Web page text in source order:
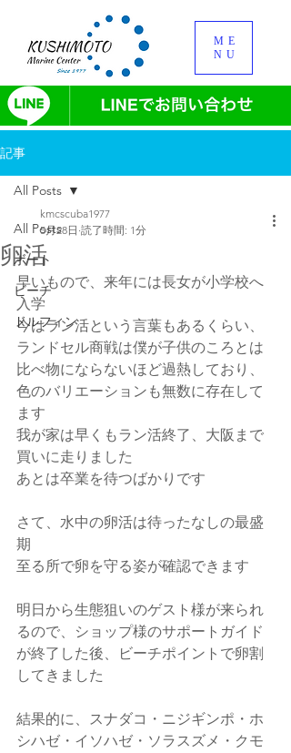
ME
NU
記事
All Posts
ボート
ビーチ
ドルフィン
All Posts
卵活
kmcscuba1977
5月28日 読了時間: 1分
早いもので、来年には長女が小学校へ
入学
今はラン活という言葉もあるくらい、
ランドセル商戦は僕が子供のころとは
比べ物にならないほど過熱しており、
色のバリエーションも無数に存在して
ます
我が家は早くもラン活終了、大阪まで
買いに走りました
あとは卒業を待つばかりです
さて、水中の卵活は待ったなしの最盛
期
至る所で卵を守る姿が確認できます
明日から生態狙いのゲスト様が来られ
るので、ショップ様のサポートガイド
が終了した後、ビーチポイントで卵割
してきました
結果的に、スナダコ・ニジギンポ・ホ
シハゼ・イソハゼ・ソラスズメ・クモ